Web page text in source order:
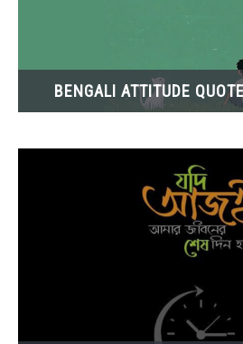
BENGALI ATTITUDE